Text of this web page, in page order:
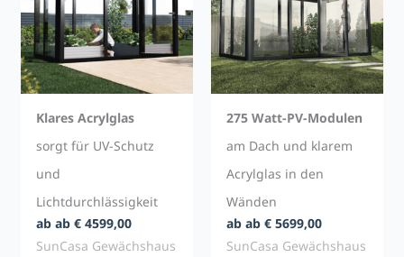
Klares Acrylglas
sorgt für UV-Schutz
und
Lichtdurchlässigkeit
ab ab € 4599,00
SunCasa Gewächshaus
275 Watt-PV-Modulen
am Dach und klarem
Acrylglas in den
Wänden
ab ab € 5699,00
SunCasa Gewächshaus